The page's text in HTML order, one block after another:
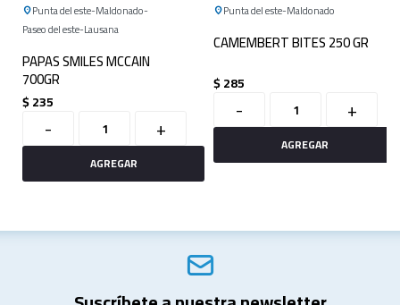
Punta del este Maldonado
Paseo del este Lausana
PAPAS SMILES MCCAIN
700GR
$235
- +
Punta del este Maldonado
CAMEMBERT BITES 250 GR
$285
- +